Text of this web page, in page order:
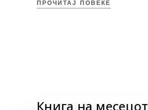
ПРОЧИТАЈ ПОВЕЌЕ
Книга на месецот